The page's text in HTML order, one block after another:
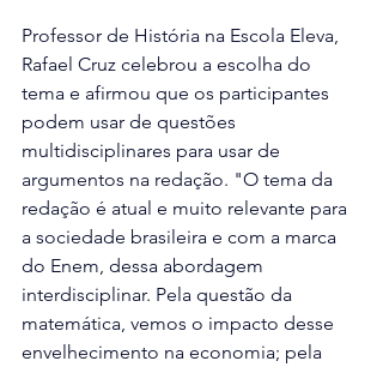
Professor de História na Escola Eleva,
Rafael Cruz celebrou a escolha do
tema e afirmou que os participantes
podem usar de questões
multidisciplinares para usar de
argumentos na redação. "O tema da
redação é atual e muito relevante para
a sociedade brasileira e com a marca
do Enem, dessa abordagem
interdisciplinar. Pela questão da
matemática, vemos o impacto desse
envelhecimento na economia; pela